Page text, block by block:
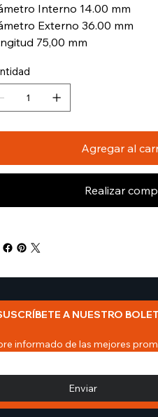
Interno 14.00 mm
Externo 36.00 mm
75,00 mm
Agregar al
Realizar
A NUESTRO
informado de las mejores
Enviar